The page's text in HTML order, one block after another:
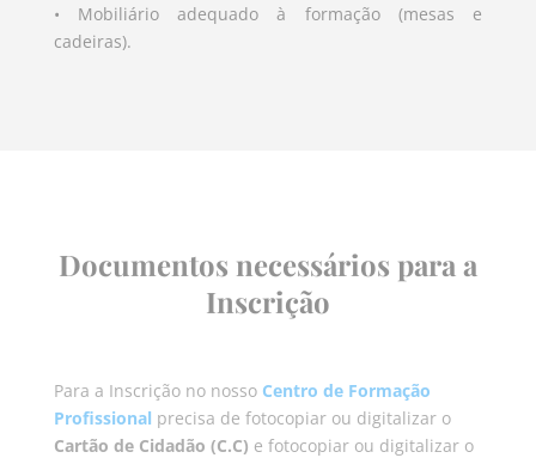
• Mobiliário adequado à formação (mesas e
cadeiras).
Documentos necessários para a
Inscrição
Para a Inscrição no nosso Centro de Formação
Profissional precisa de fotocopiar ou digitalizar o
Cartão de Cidadão (C.C) e fotocopiar ou digitalizar o